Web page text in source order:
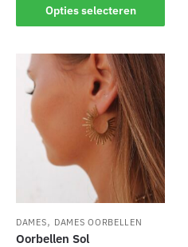
Opties selecteren
product
meerdere
variaties.
Deze
optie
gekozen
de
productpagina
DAMES, DAMES OORBELLEN
Oorbellen Sol